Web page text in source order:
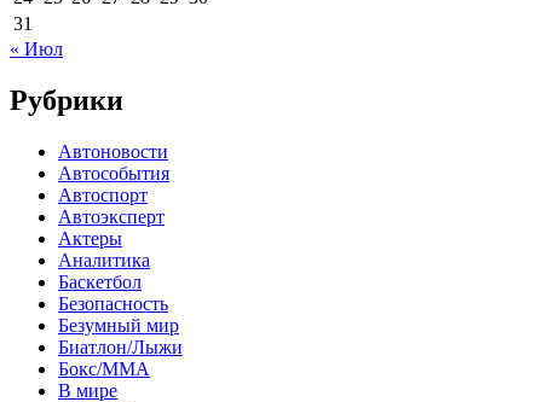
31
« Июл
Рубрики
Автоновости
Автособытия
Автоспорт
Автоэксперт
Актеры
Аналитика
Баскетбол
Безопасность
Безумный мир
Биатлон/Лыжи
Бокс/MMA
В мире